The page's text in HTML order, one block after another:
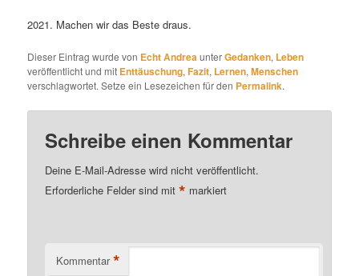
2021. Machen wir das Beste draus.
Dieser Eintrag wurde von Echt AndreaunterGedanken, Leben
veröffentlicht und mit Enttäuschung,Fazit, Lernen,Menschen
verschlagwortet. Setze ein Lesezeichen für den Permalink.
Schreibe einen Kommentar
Deine E-Mail-Adresse wird nicht veröffentlicht.
Erforderliche Felder sind mit* markiert
Kommentar *